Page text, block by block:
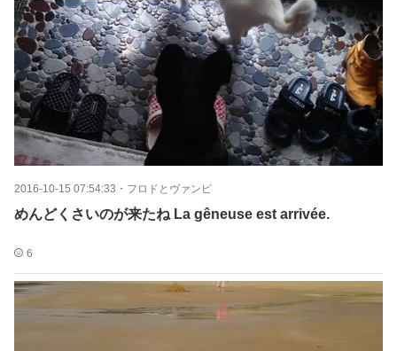
2016-10-15 07:54:33 ・ フロドとヴァンピ
めんどくさいのが来たね La gêneuse est arrivée.
6